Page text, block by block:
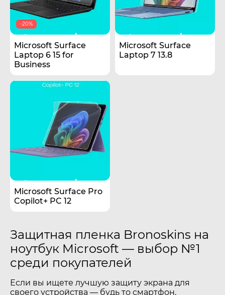
-20%
Microsoft Surface
Laptop 6 15 for
Business
Microsoft Surface
Laptop 7 13.8
Microsoft Surface Pro
Copilot+ PC 12
Защитная пленка Bronoskins на
ноутбук Microsoft — выбор №1
среди покупателей
Если вы ищете лучшую защиту экрана для
своего устройства — будь то смартфон,